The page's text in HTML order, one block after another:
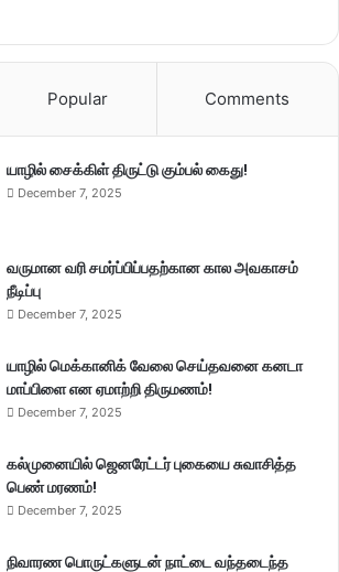
Popular Comments
யாழில் சைக்கிள் திருட்டு கும்பல் கைது!
December 7, 2025
வருமான வரி சமர்ப்பிப்பதற்கான கால அவகாசம்
நீடிப்பு
December 7, 2025
யாழில் மெக்கானிக் வேலை செய்தவனை கனடா
மாப்பிளை என ஏமாற்றி திருமணம்!
December 7, 2025
கல்முனையில் ஜெனரேட்டர் புகையை சுவாசித்த
பெண் மரணம்!
December 7, 2025
நிவாரண பொருட்களுடன் நாட்டை வந்தடைந்த